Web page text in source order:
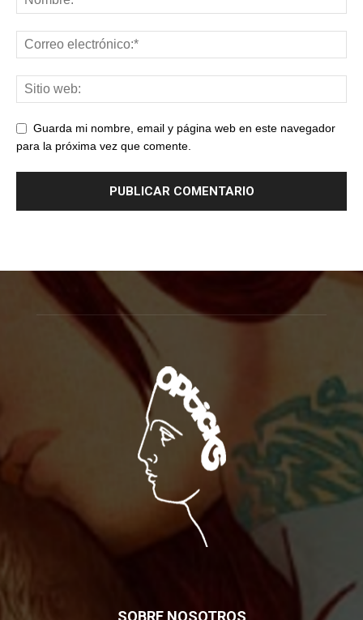
Guarda mi nombre, email y página web en este navegador
para la próxima vez que comente.
SOBRE NOSOTROS